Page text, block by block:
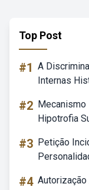
Top Post
#1 A
Internas
#2 Mecanismo
Hipotrofia
#3 Petição
#4 Autorização